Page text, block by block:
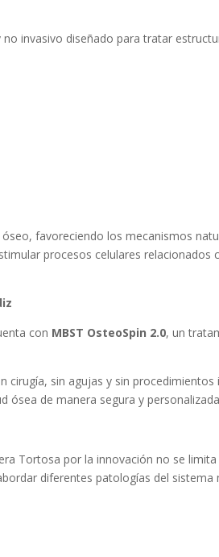
invasivo diseñado para tratar
favoreciendo los mecanismos
procesos celulares
con MBST OsteoSpin 2.0, un
sin agujas y sin
ósea de manera segura y
Tortosa por la innovación no se
diferentes patologías del sistema